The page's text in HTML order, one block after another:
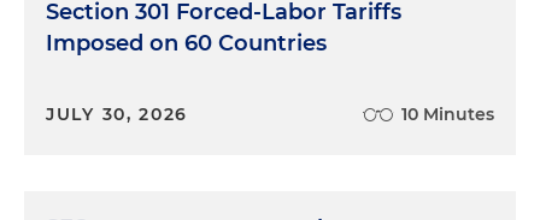
Section 301 Forced-Labor Tariffs
Imposed on 60 Countries
JULY 30, 2026 10 Minutes